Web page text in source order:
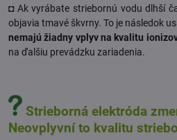
◘ Ak vyrábate striebornú vodu dlhší
objavia tmavé škvrny. To je následok
nemajú žiadny vplyv na kvalitu
na ďalšiu prevádzku zariadenia.
Strieborná elektróda
Neovplyvní to kvalitu